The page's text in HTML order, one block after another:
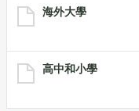
海外大學
高中和小學